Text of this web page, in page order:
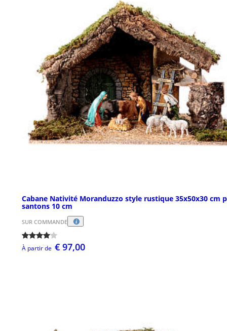
Cabane Nativité Moranduzzo style rustique 35x50x30 cm
santons 10 cm
SUR COMMANDE
À partir de € 97,00